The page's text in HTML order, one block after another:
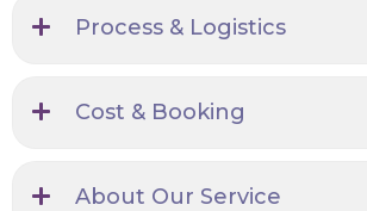
Process & Logistics
Cost & Booking
About Our Service